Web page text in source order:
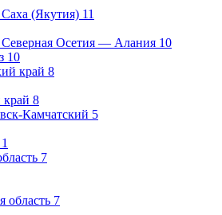
(Якутия) 11
Северная Осетия — Алания 10
10
край 8
край 8
Камчатский 5
1
7
область 7